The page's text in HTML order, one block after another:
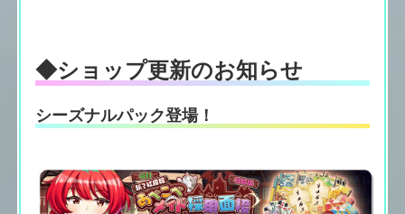
◆ショップ更新のお知らせ
シーズナルパック登場！